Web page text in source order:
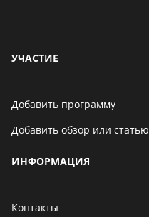
УЧАСТИЕ
Добавить программу
Добавить обзор или статью
ИНФОРМАЦИЯ
Контакты